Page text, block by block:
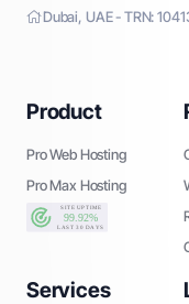
Dubai, UAE - TRN:
Product
Pro Web Hosting
Pro Max Hosting
Services